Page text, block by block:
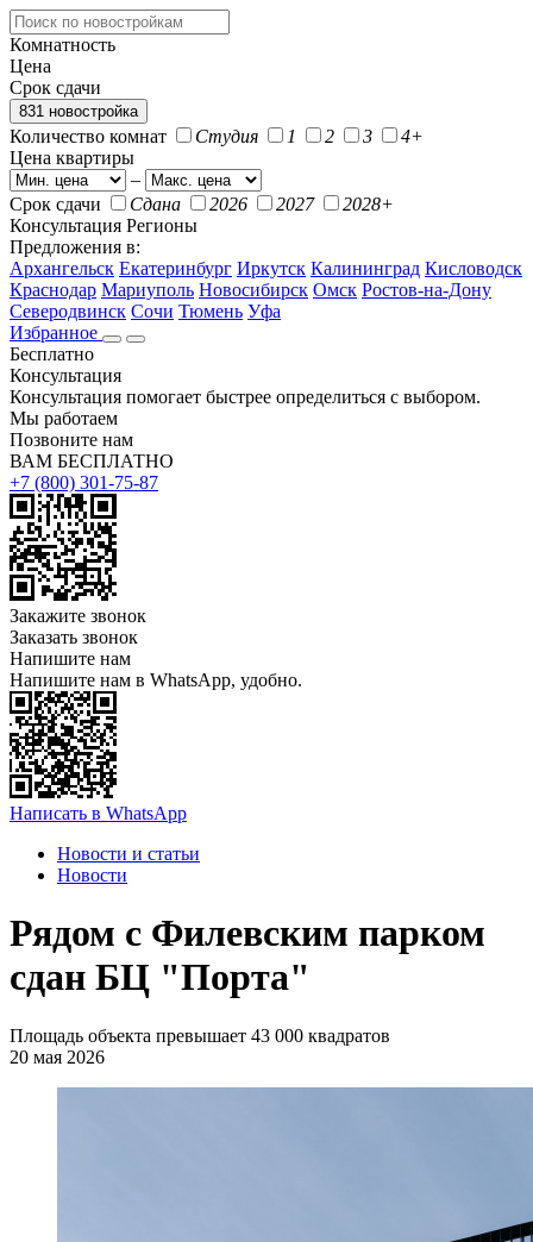
Комнатность
Цена
Срок сдачи
831 новостройка
Количество комнат Студия 1 2 3
4+
Цена квартиры
–
Срок сдачи
Сдана 2026 2027
2028+
Консультация Регионы
Предложения в:
Архангельск Екатеринбург Иркутск Калининград Кисловодск
Краснодар Мариуполь Новосибирск Омск Ростов-на-Дону
Северодвинск Сочи Тюмень Уфа
Избранное
Бесплатно
Консультация
Консультация помогает быстрее определиться с выбором.
Мы работаем
Позвоните нам
ВАМ БЕСПЛАТНО
+7 (800) 301-75-87
Закажите звонок
Заказать звонок
Напишите нам
Напишите нам в WhatsApp, удобно.
Написать в WhatsApp
Новости и статьи
Новости
Рядом с Филевским парком
сдан БЦ "Порта"
Площадь объекта превышает 43 000 квадратов
20 мая 2026